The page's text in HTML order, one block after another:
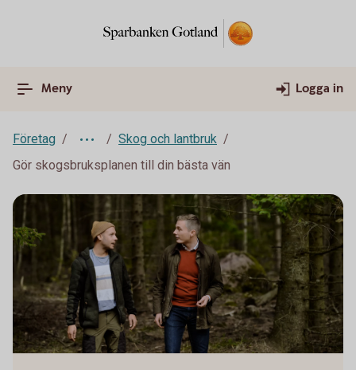
Meny Logga in
Företag
Skog och lantbruk
Gör skogsbruksplanen till din bästa vän